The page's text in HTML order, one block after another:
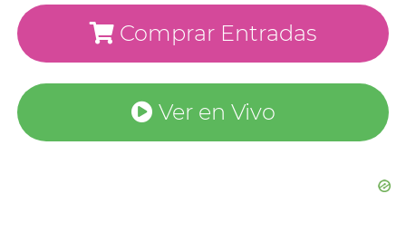
Comprar Entradas
Ver en Vivo